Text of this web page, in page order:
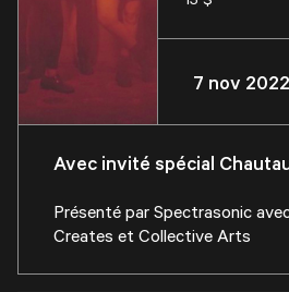
7 nov
Avec invité spécial
Présenté par Spectrasonic
Creates et Collective Arts